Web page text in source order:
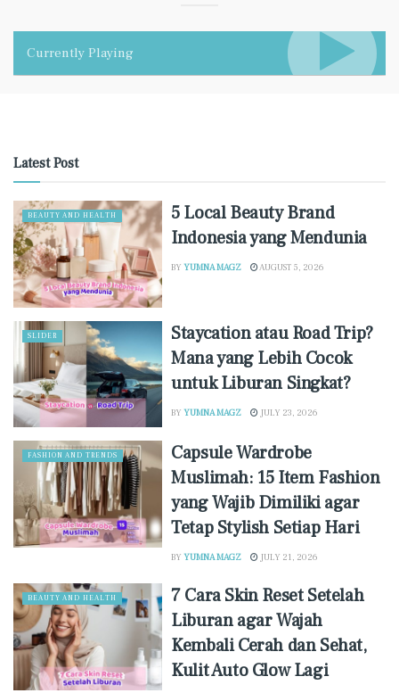
Currently Playing
Latest Post
BEAUTY AND HEALTH
5 Local Beauty Brand
Indonesia yang Mendunia
BY YUMNA MAGZ AUGUST 5, 2026
SLIDER
Staycation atau Road Trip?
Mana yang Lebih Cocok
untuk Liburan Singkat?
BY YUMNA MAGZ JULY 23, 2026
FASHION AND TRENDS
Capsule Wardrobe
Muslimah: 15 Item Fashion
yang Wajib Dimiliki agar
Tetap Stylish Setiap Hari
BY YUMNA MAGZ JULY 21, 2026
BEAUTY AND HEALTH
7 Cara Skin Reset Setelah
Liburan agar Wajah
Kembali Cerah dan Sehat,
Kulit Auto Glow Lagi